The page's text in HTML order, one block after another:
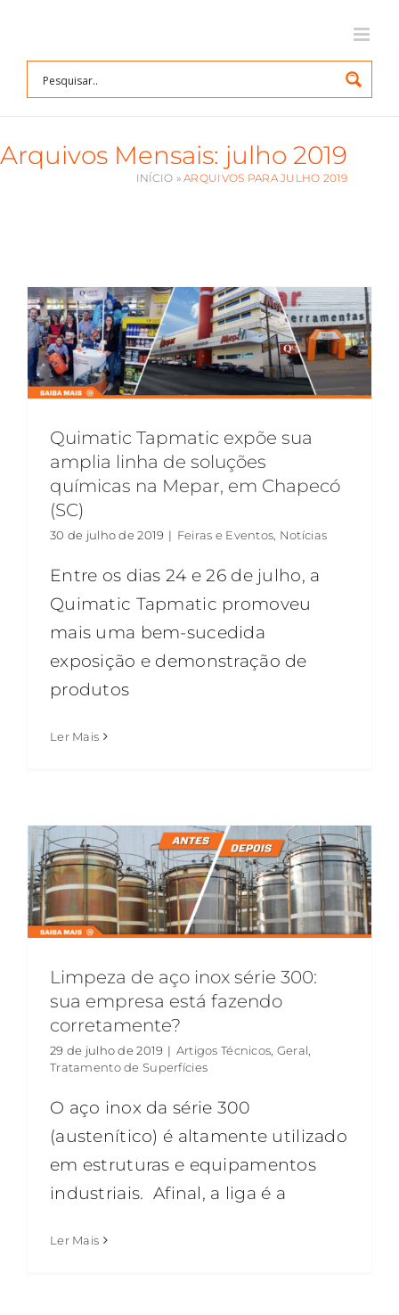
conteúdo
Arquivos Mensais: julho 2019
INÍCIO »ARQUIVOS PARA JULHO 2019
Quimatic Tapmatic expõe sua
amplia linha de soluções
químicas na Mepar, em Chapecó
(SC)
30 de julho de 2019 | Feiras e Eventos, Notícias
Entre os dias 24 e 26 de julho, a
Quimatic Tapmatic promoveu
mais uma bem-sucedida
exposição e demonstração de
produtos
Ler Mais
Limpeza de aço inox série 300:
sua empresa está fazendo
corretamente?
29 de julho de 2019 | Artigos Técnicos Geral
Tratamento de Superfícies
O aço inox da série 300
(austenítico) é altamente utilizado
em estruturas e equipamentos
industriais. Afinal, a liga é a
Ler Mais